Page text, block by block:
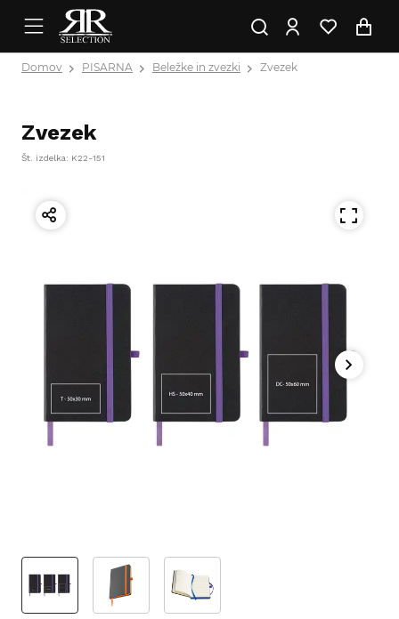
Domov PISARNA Beležke in zvezki Zvezek
Zvezek
Št. izdelka: K22-151